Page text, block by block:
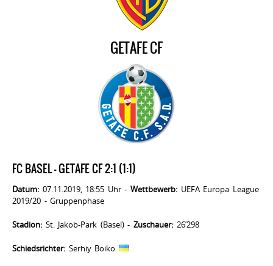
GETAFE CF
FC BASEL - GETAFE CF 2:1 (1:1)
Datum: 07.11.2019, 18:55 Uhr - Wettbewerb: UEFA Europa League
2019/20 - Gruppenphase
Stadion: St. Jakob-Park (Basel) - Zuschauer: 26’298
Schiedsrichter: Serhiy Boiko